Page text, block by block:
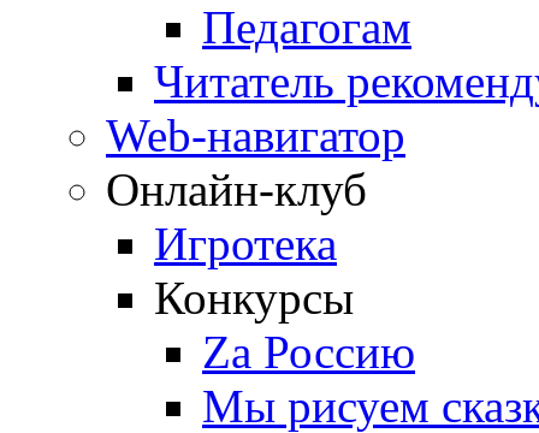
Педагогам
Читатель
Web-навигатор
Онлайн-клуб
Игротека
Конкурсы
Zа Россию
Мы рисуем